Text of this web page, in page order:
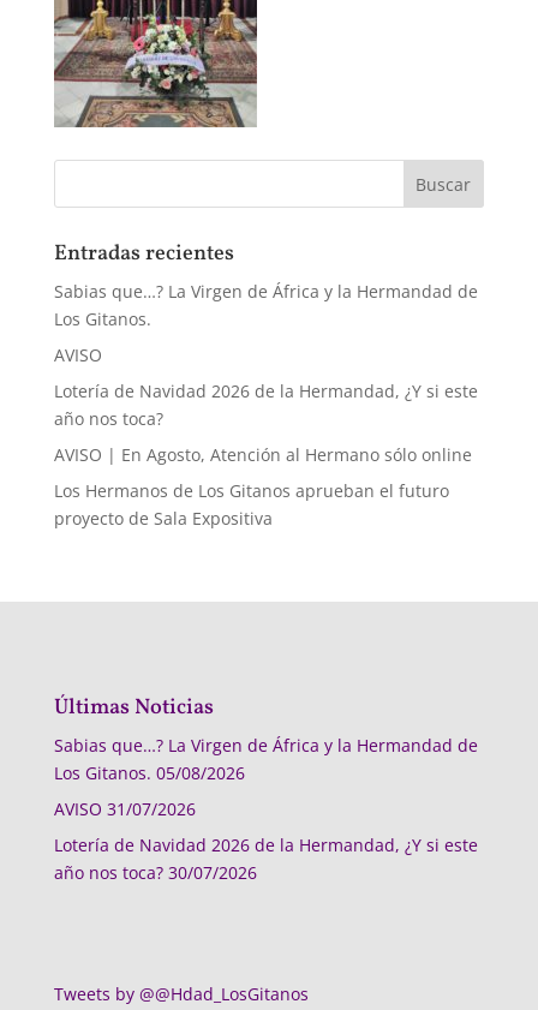
Entradas recientes
Sabias que…? La Virgen de África y la Hermandad de
Los Gitanos.
AVISO
Lotería de Navidad 2026 de la Hermandad, ¿Y si este
año nos toca?
AVISO | En Agosto, Atención al Hermano sólo online
Los Hermanos de Los Gitanos aprueban el futuro
proyecto de Sala Expositiva
Últimas Noticias
Sabias que…? La Virgen de África y la Hermandad de
Los Gitanos. 05/08/2026
AVISO 31/07/2026
Lotería de Navidad 2026 de la Hermandad, ¿Y si este
año nos toca? 30/07/2026
Tweets by @@Hdad_LosGitanos